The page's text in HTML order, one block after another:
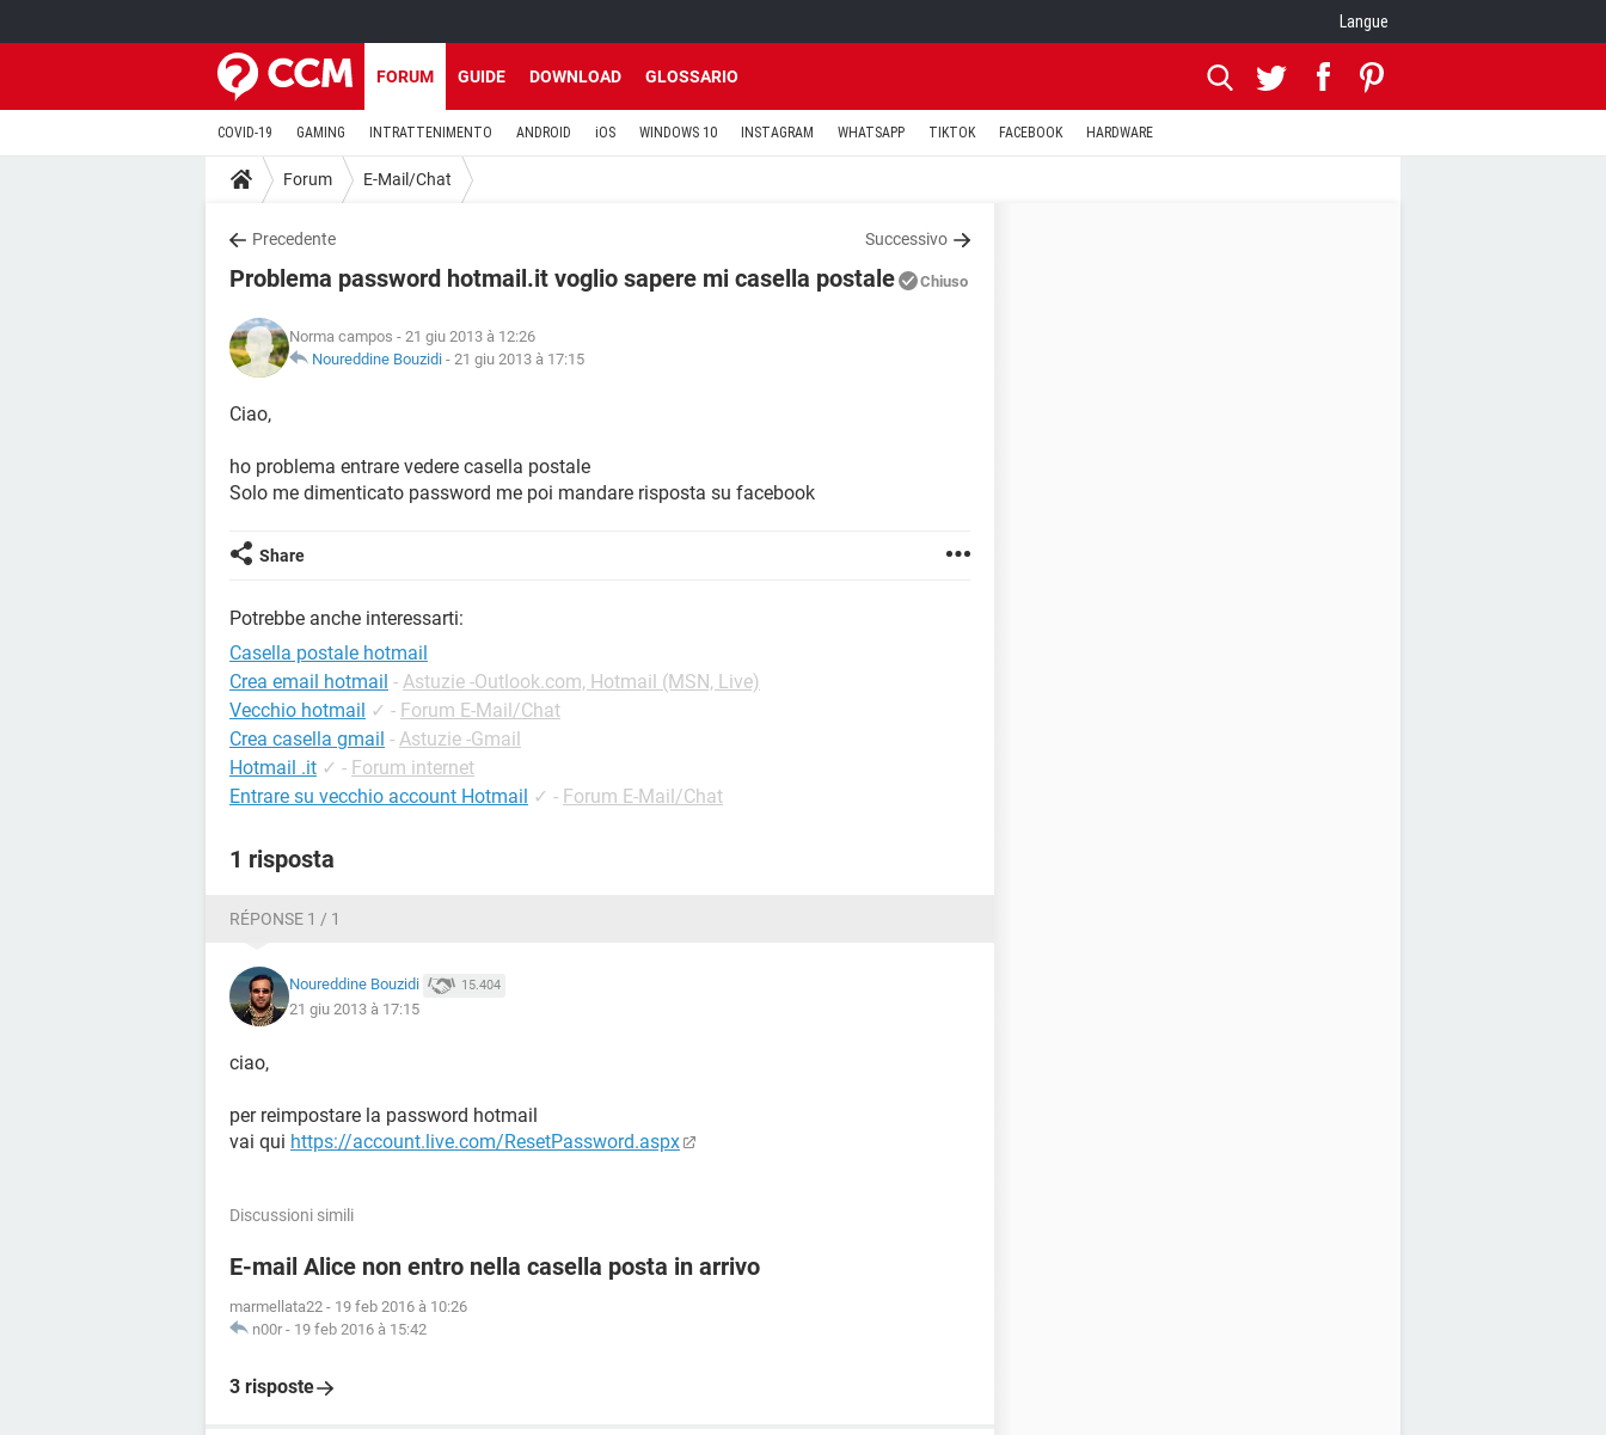
Langue
FORUM GUIDE DOWNLOAD GLOSSARIO
COVID-19 GAMING INTRATTENIMENTO ANDROID iOS WINDOWS 10 INSTAGRAM WHATSAPP TIKTOK FACEBOOK HARDWARE
Forum E-Mail/Chat
Precedente Successivo
Problema password hotmail.it voglio sapere mi casella postale Chiuso
Norma campos - 21 giu 2013 à 12:26
Noureddine Bouzidi - 21 giu 2013 à 17:15
Ciao,
ho problema entrare vedere casella postale
Solo me dimenticato password me poi mandare risposta su facebook
Share
Potrebbe anche interessarti:
Casella postale hotmail
Crea email hotmail - Astuzie -Outlook.com, Hotmail (MSN, Live)
Vecchio hotmail ✓ - Forum E-Mail/Chat
Crea casella gmail - Astuzie -Gmail
Hotmail .it ✓ - Forum internet
Entrare su vecchio account Hotmail ✓ - Forum E-Mail/Chat
1 risposta
RÉPONSE 1 / 1
Noureddine Bouzidi 15.404
21 giu 2013 à 17:15
ciao,
per reimpostare la password hotmail
vai qui https://account.live.com/ResetPassword.aspx
Discussioni simili
E-mail Alice non entro nella casella posta in arrivo
marmellata22 - 19 feb 2016 à 10:26
n00r - 19 feb 2016 à 15:42
3 risposte